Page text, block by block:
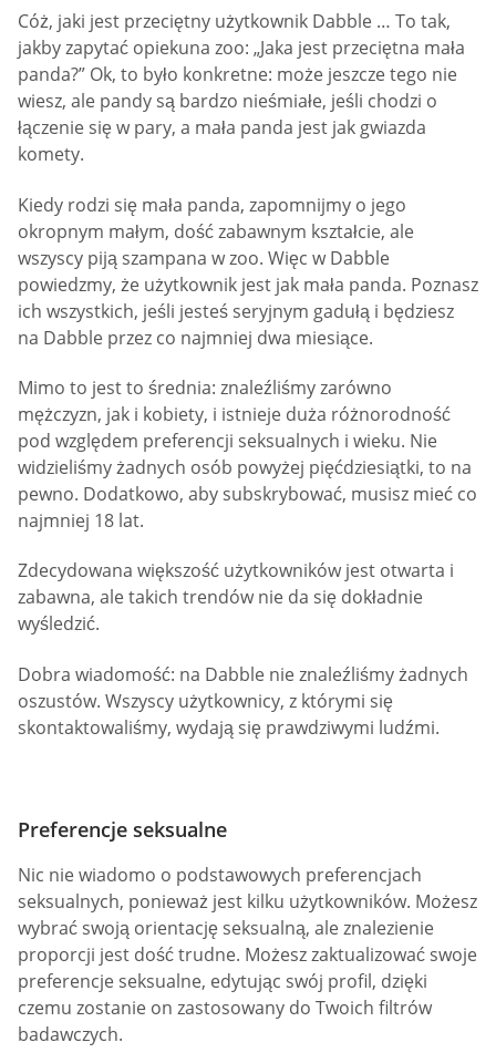
Cóż, jaki jest przeciętny użytkownik Dabble … To tak,
jakby zapytać opiekuna zoo: „Jaka jest przeciętna mała
panda?” Ok, to było konkretne: może jeszcze tego nie
wiesz, ale pandy są bardzo nieśmiałe, jeśli chodzi o
łączenie się w pary, a mała panda jest jak gwiazda
komety.
Kiedy rodzi się mała panda, zapomnijmy o jego
okropnym małym, dość zabawnym kształcie, ale
wszyscy piją szampana w zoo. Więc w Dabble
powiedzmy, że użytkownik jest jak mała panda. Poznasz
ich wszystkich, jeśli jesteś seryjnym gadułą i będziesz
na Dabble przez co najmniej dwa miesiące.
Mimo to jest to średnia: znaleźliśmy zarówno
mężczyzn, jak i kobiety, i istnieje duża różnorodność
pod względem preferencji seksualnych i wieku. Nie
widzieliśmy żadnych osób powyżej pięćdziesiątki, to na
pewno. Dodatkowo, aby subskrybować, musisz mieć co
najmniej 18 lat.
Zdecydowana większość użytkowników jest otwarta i
zabawna, ale takich trendów nie da się dokładnie
wyśledzić.
Dobra wiadomość: na Dabble nie znaleźliśmy żadnych
oszustów. Wszyscy użytkownicy, z którymi się
skontaktowaliśmy, wydają się prawdziwymi ludźmi.
Preferencje seksualne
Nic nie wiadomo o podstawowych preferencjach
seksualnych, ponieważ jest kilku użytkowników. Możesz
wybrać swoją orientację seksualną, ale znalezienie
proporcji jest dość trudne. Możesz zaktualizować swoje
preferencje seksualne, edytując swój profil, dzięki
czemu zostanie on zastosowany do Twoich filtrów
badawczych.